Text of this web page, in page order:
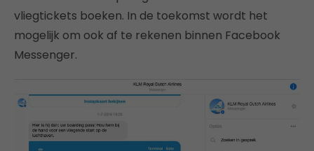
vliegtickets boeken. In de toekomst wordt het
mogelijk om ook af te rekenen binnen Facebook
Messenger.